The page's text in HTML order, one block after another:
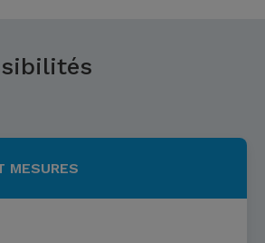
MESURES